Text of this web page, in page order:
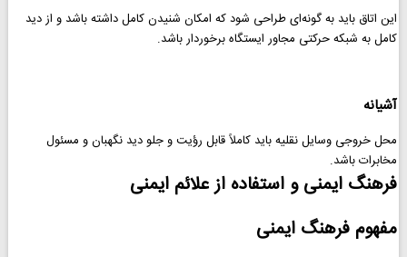
این اتاق باید به گونه‌ای طراحی شود که امکان شنیدن کامل داشته باشد و از دید
کامل به شبکه حرکتی مجاور ایستگاه برخوردار باشد.
آشیانه
محل خروجی وسایل نقلیه باید کاملاً قابل رؤیت و جلو دید نگهبان و مسئول
مخابرات باشد.
فرهنگ ایمنی و استفاده از علائم ایمنی
مفهوم فرهنگ ایمنی